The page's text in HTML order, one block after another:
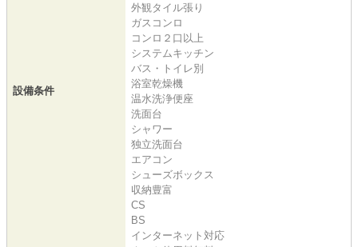
設備条件
外観タイル張り
ガスコンロ
コンロ２口以上
システムキッチン
バス・トイレ別
浴室乾燥機
温水洗浄便座
洗面台
シャワー
独立洗面台
エアコン
シューズボックス
収納豊富
CS
BS
インターネット対応